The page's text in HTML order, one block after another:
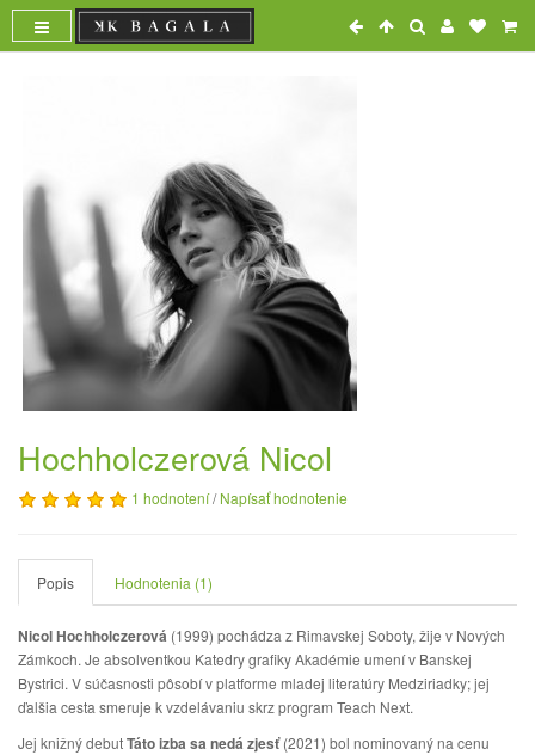
Hochholczerová Nicol
1 hodnotení/Napísať hodnotenie
Popis Hodnotenia (1)
Nicol Hochholczerová (1999) pochádza z Rimavskej Soboty, žije v Nových
Zámkoch. Je absolventkou Katedry grafiky Akadémie umení v Banskej
Bystrici. V súčasnosti pôsobí v platforme mladej literatúry Medziriadky; jej
ďalšia cesta smeruje k vzdelávaniu skrz program Teach Next.
Jej knižný debutTáto izba sa nedá zjesť(2021) bol nominovaný na cenu